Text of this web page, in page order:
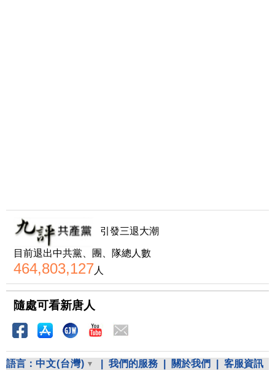
引發三退大潮
目前退出中共黨、團、隊總人數
464,803,127人
隨處可看新唐人
語言： 中文(台灣) 我們的服務 關於我們 客服資訊